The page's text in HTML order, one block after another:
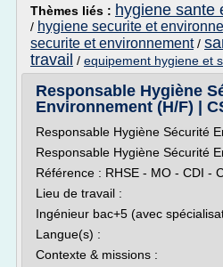
Thèmes liés : hygiene sante
/ hygiene securite et
securite et environnement/
travail / equipement hygiene et
Responsable Hygiène
Environnement (H/F) |
Responsable Hygiène Sécurité
Responsable Hygiène Sécurité
Référence : RHSE - MO - CDI -
Lieu de travail :
Ingénieur bac+5 (avec
Langue(s) :
Contexte & missions :